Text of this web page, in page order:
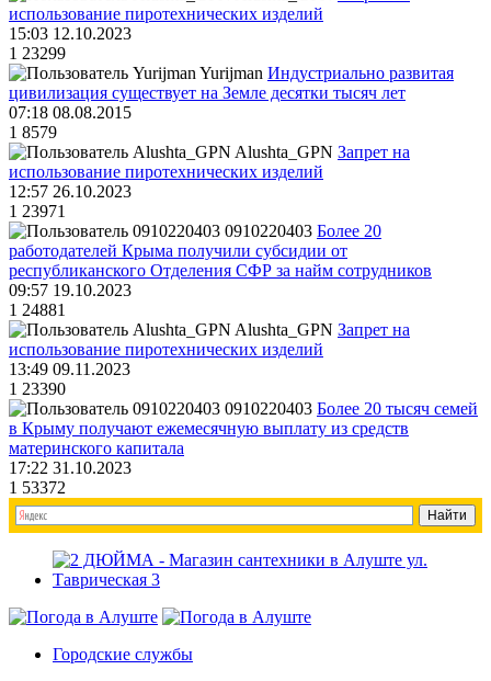
использование пиротехнических изделий
15:03 12.10.2023
1 23299
Yurijman Индустриально развитая
цивилизация существует на Земле десятки тысяч лет
07:18 08.08.2015
1 8579
Alushta_GPN Запрет на
использование пиротехнических изделий
12:57 26.10.2023
1 23971
0910220403 Более 20
работодателей Крыма получили субсидии от
республиканского Отделения СФР за найм сотрудников
09:57 19.10.2023
1 24881
Alushta_GPN Запрет на
использование пиротехнических изделий
13:49 09.11.2023
1 23390
0910220403 Более 20 тысяч семей
в Крыму получают ежемесячную выплату из средств
материнского капитала
17:22 31.10.2023
1 53372
Городские службы